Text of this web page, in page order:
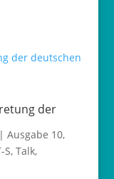
der
Ausgabe 10,
S, Talk,